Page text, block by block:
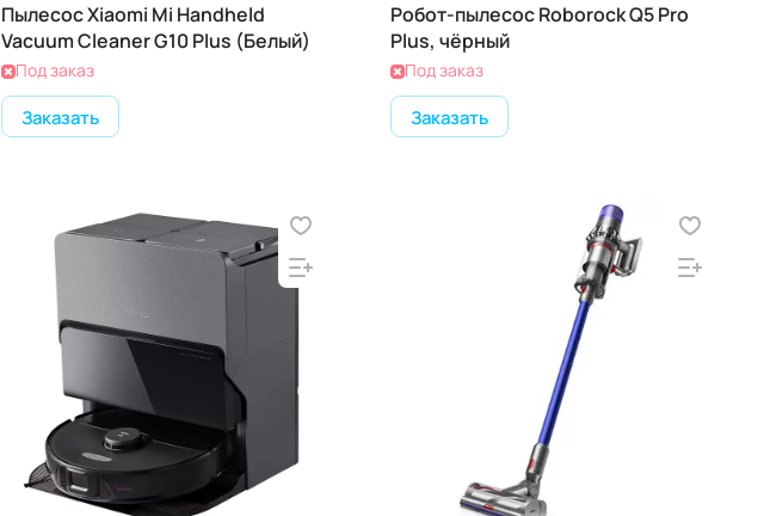
Пылесос Xiaomi Mi Handheld
Vacuum Cleaner G10 Plus (Белый)
Под заказ
Заказать
Робот-пылесос Roborock Q5 Pro
Plus, чёрный
Под заказ
Заказать